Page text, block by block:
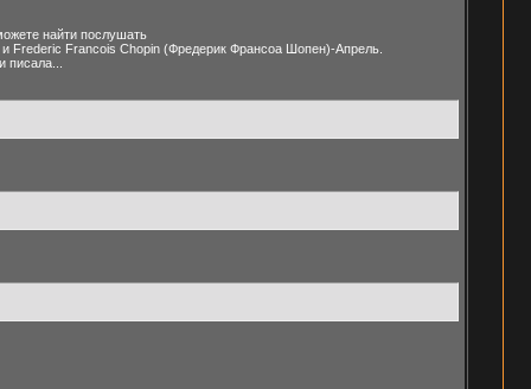
найти послушать
Frederic Francois Chopin (Фредерик Франсоа Шопен)-Апрель.